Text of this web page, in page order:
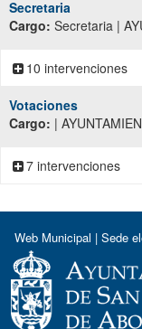
Secretaria
Cargo: Secretaria |
10 intervenciones
Votaciones
Cargo: |
7 intervenciones
Web Municipal | Sede